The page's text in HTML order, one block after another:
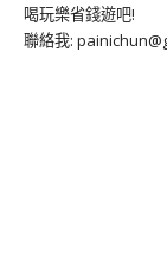
喝玩樂省錢遊吧!
聯絡我: